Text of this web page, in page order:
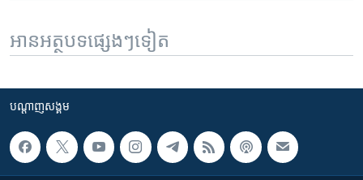
អានអត្ថបទផ្សេងៗទៀត
បណ្តាញ​សង្គម